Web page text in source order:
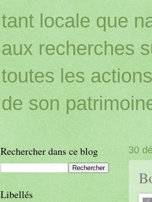
tant locale que
aux recherches
toutes les
de son
30
Rechercher dans ce blog
Libellés